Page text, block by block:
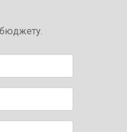
бюджету.